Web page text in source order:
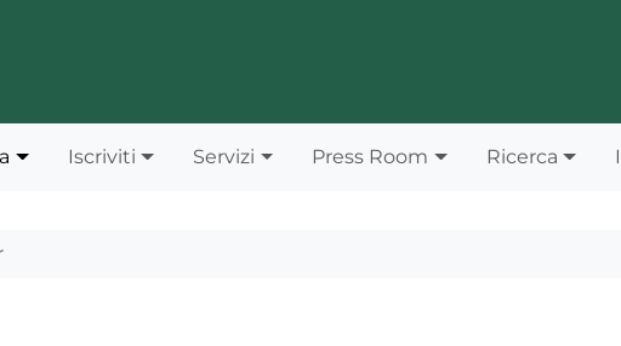
Iscriviti Servizi Press Room Ricerca